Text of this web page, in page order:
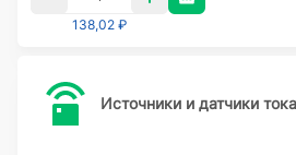
138,02 ₽
Источники и датчики